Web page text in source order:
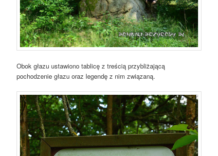
Obok głazu ustawiono tablicę z treścią przybliżającą
pochodzenie głazu oraz legendę z nim związaną.